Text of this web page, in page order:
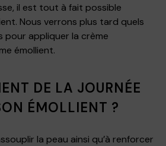
il est tout à fait possible
Nous verrons plus tard quels
pour appliquer la crème
émollient.
DE LA JOURNÉE
ÉMOLLIENT ?
la peau ainsi qu’à renforcer